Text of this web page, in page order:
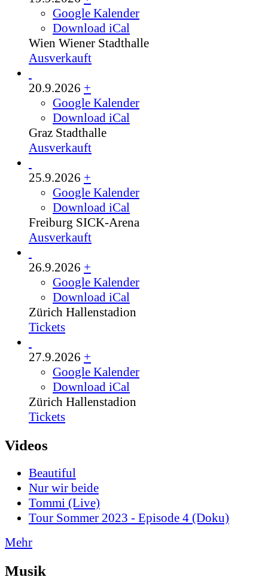
Google Kalender
Download iCal
Wien Wiener Stadthalle
Ausverkauft
20.9.2026 +
Google Kalender
Download iCal
Graz Stadthalle
Ausverkauft
25.9.2026 +
Google Kalender
Download iCal
Freiburg SICK-Arena
Ausverkauft
26.9.2026 +
Google Kalender
Download iCal
Zürich Hallenstadion
Tickets
27.9.2026 +
Google Kalender
Download iCal
Zürich Hallenstadion
Tickets
Videos
Beautiful
Nur wir beide
Tommi (Live)
Tour Sommer 2023 - Episode 4 (Doku)
Mehr
Musik